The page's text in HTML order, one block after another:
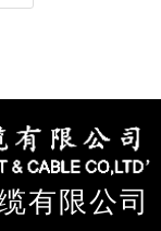
有限公司